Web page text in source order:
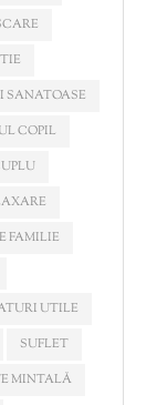
SANATOASE
COPIL
FAMILIE
UTILE
SUFLET
MINTALĂ